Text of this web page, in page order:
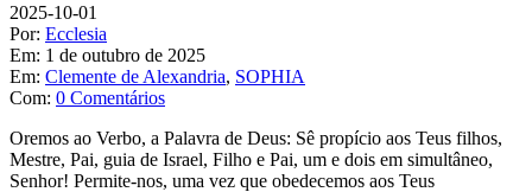
2025-10-01
Por: Ecclesia
Em: 1 de outubro de 2025
Em: Clemente de Alexandria, SOPHIA
Com: 0 Comentários
Oremos ao Verbo, a Palavra de Deus: Sê propício aos Teus filhos,
Mestre, Pai, guia de Israel, Filho e Pai, um e dois em simultâneo,
Senhor! Permite-nos, uma vez que obedecemos aos Teus